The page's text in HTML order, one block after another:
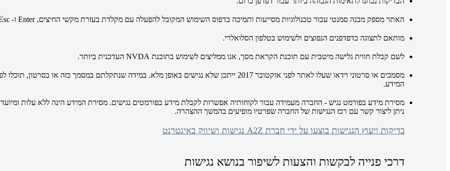
האתר מספק מבנה סמנטי עבור טכנולוגיות מסייעות ותמיכה בדפוס השימוש המקובל להפעלה עם מקלדת בעזרת מקשי החיצים, Enter ו- Esc ליציאה מתפריטים וחלונות.
מותאם לתצוגה בדפדפנים הנפוצים ולשימוש בטלפון הסלואלרי.
לשם קבלת חווית גלישה מיטבית עם תוכנת הקראת מסך, אנו ממליצים לשימוש בתוכנת NVDA העדכנית ביותר.
מסמכים או סרטוני וידאו שעלו לאתר לפני אוקטובר 2017 ייתכן שלא נגישים באופן מלא. במידה שנתקלתם במסמך
המידע.
מסירת מידע בפורמט נגיש - החברה מעמידה עבור לקוחותיה אפשרות לקבלת מידע בפורמטים נגישים. מסירת המידע הינה ללא עלות
ניתן ליצור קשר עם רכז הנגישות של החברה שפרטיו מופיעים בהמשך ההצהרה.
בדיקות ויעוץ הנגישות בוצעו על ידי חברת A2Z נגישות ושיווק באינטרנט
דרכי פנייה לבקשות והצעות לשיפור בנושא נגישות